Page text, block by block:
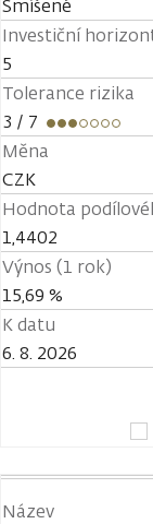
Smíšené
Investiční
5
Tolerance rizika
3 / 7
Měna
CZK
Hodnota
1,4402
Výnos (1 rok)
15,69 %
K datu
6. 8. 2026
Název